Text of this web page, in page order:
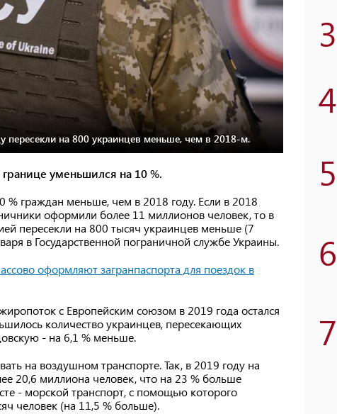
пересекли на 800 украинцев меньше, чем в 2018-м.
уменьшился на 10 %.
% граждан меньше, чем в 2018 году. Если в 2018
оформили более 11 миллионов человек, то в
пересекли на 800 тысяч украинцев меньше (7
в Государственной пограничной службе Украины.
оформляют загранпаспорта для поездок в
с Европейским союзом в 2019 года остался
количество украинцев, пересекающих
- на 6,1 % меньше.
на воздушном транспорте. Так, в 2019 году на
20,6 миллиона человек, что на 23 % больше
- морской транспорт, с помощью которого
человек (на 11,5 % больше).
3
4
5
6
7